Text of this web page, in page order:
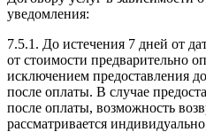
уведомления:
7.5.1. До истечения 7 дней от
от стоимости предварительно
исключением предоставления
после оплаты. В случае
после оплаты, возможность
рассматривается